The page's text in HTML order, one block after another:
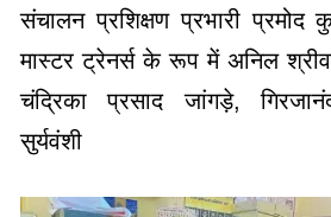
संचालन प्रशिक्षण प्रभारी प्रमोद
मास्टर ट्रेनर्स के रूप में अनिल
चंद्रिका प्रसाद जांगड़े,
सुर्यवंशी